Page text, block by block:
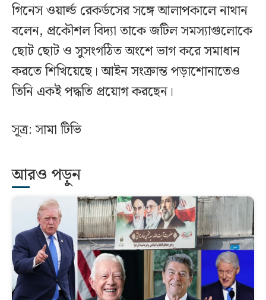
গিনেস ওয়ার্ল্ড রেকর্ডসের সঙ্গে আলাপকালে নাথান
বলেন, প্রকৌশল বিদ্যা তাকে জটিল সমস্যাগুলোকে
ছোট ছোট ও সুসংগঠিত অংশে ভাগ করে সমাধান
করতে শিখিয়েছে। আইন সংক্রান্ত পড়াশোনাতেও
তিনি একই পদ্ধতি প্রয়োগ করছেন।
সূত্র: সামা টিভি
আরও পড়ুন